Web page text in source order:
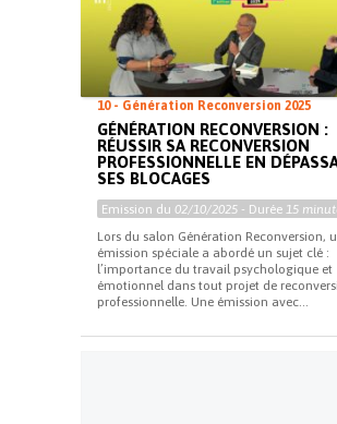
10 - Génération Reconversion 2025
GÉNÉRATION RECONVERSION :
RÉUSSIR SA RECONVERSION
PROFESSIONNELLE EN
SES BLOCAGES
Emission du 02/10/2025 - Durée 15
Lors du salon Génération Reconversion,
émission spéciale a abordé un sujet clé :
l’importance du travail psychologique et
émotionnel dans tout projet de
professionnelle. Une émission avec...